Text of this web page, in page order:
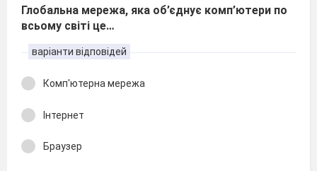
Глобальна мережа, яка об’єднує комп’ютери по
всьому світі це…
варіанти відповідей
Комп'ютерна мережа
Інтернет
Браузер